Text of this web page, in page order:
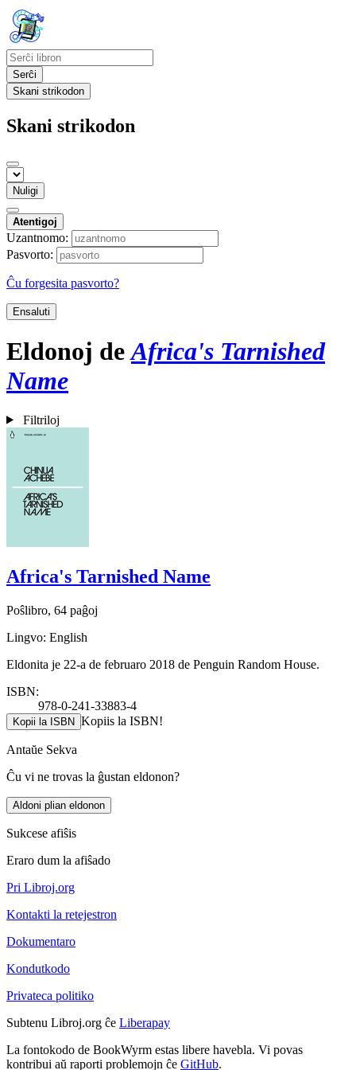
Serĉi
Skani strikodon
Skani strikodon
Nuligi
Atentigoj
Uzantnomo:
Pasvorto:
Ĉu forgesita pasvorto?
Ensaluti
Eldonoj deAfrica's Tarnished
Name
Filtriloj
Africa's Tarnished Name
Poŝlibro, 64 paĝoj
Lingvo: English
Eldonita je 22-a de februaro 2018 de Penguin Random House.
ISBN:
978-0-241-33883-4
Kopii la ISBN Kopiis la ISBN!
Antaŭe Sekva
Ĉu vi ne trovas la ĝustan eldonon?
Aldoni plian eldonon
Sukcese afiŝis
Eraro dum la afiŝado
Pri Libroj.org
Kontakti la retejestron
Dokumentaro
Kondutkodo
Privateca politiko
Subtenu Libroj.org ĉe Liberapay
La fontokodo de BookWyrm estas libere havebla. Vi povas
kontribui aŭ raporti problemojn ĉe GitHub.